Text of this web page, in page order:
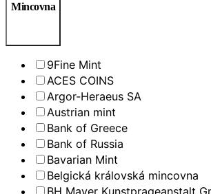
Mincovna
9Fine Mint
ACES COINS
Argor-Heraeus SA
Austrian mint
Bank of Greece
Bank of Russia
Bavarian Mint
Belgická královská mincovna